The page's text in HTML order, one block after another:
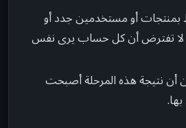
أو مستخدمين جدد أو
لا تفترض أن كل حساب يرى نفس
أن نتيجة هذه المرحلة أصبحت